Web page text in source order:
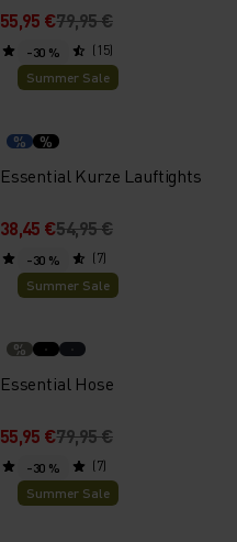
55,95 €79,95 €
(15)
-30 %
Summer Sale
% %
Essential Kurze Lauftights
38,45 €54,95 €
(7)
-30 %
Summer Sale
%
Essential Hose
55,95 €79,95 €
(7)
-30 %
Summer Sale